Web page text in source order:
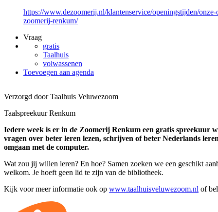
https://www.dezoomerij.nl/klantenservice/openingstijden/
zoomerij-renkum/
Vraag
gratis
Taalhuis
volwassenen
Toevoegen aan agenda
Verzorgd door Taalhuis Veluwezoom
Taalspreekuur Renkum
Iedere week is er in de Zoomerij Renkum een gratis spreekuur
vragen over beter leren lezen, schrijven of beter Nederlands
omgaan met de computer.
Wat zou jij willen leren? En hoe? Samen zoeken we een geschikt
welkom. Je hoeft geen lid te zijn van de bibliotheek.
Kijk voor meer informatie ook op www.taalhuisveluwezoom.nl of